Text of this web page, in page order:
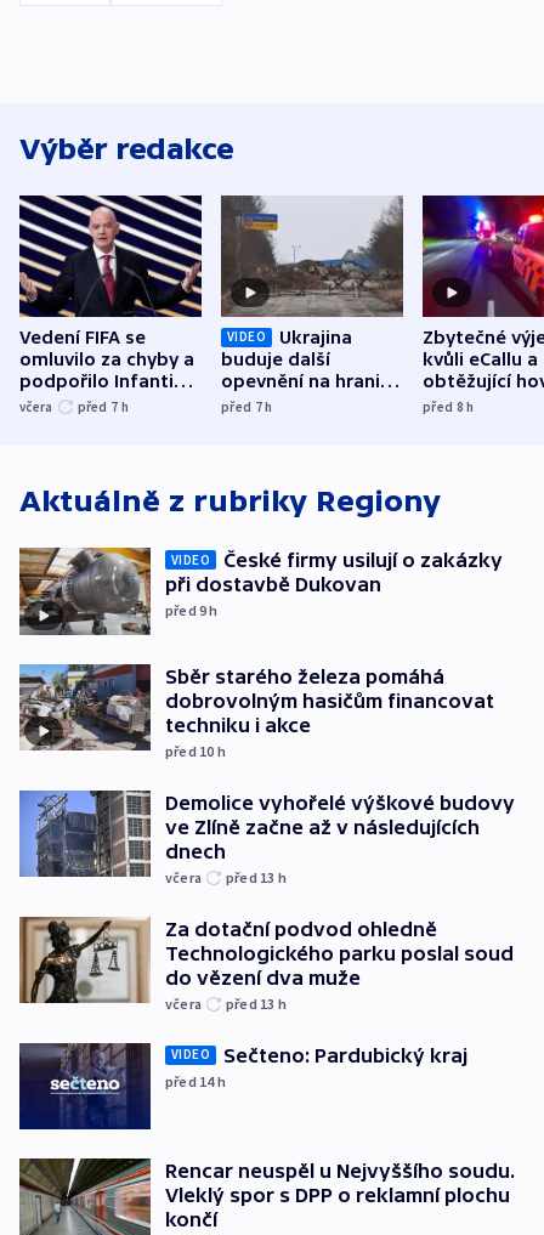
Výběr redakce
Vedení FIFA se
omluvilo za chyby a
podpořilo Infantina.
UEFA trvá na
včera před 7 h
VIDEO
Ukrajina
buduje další
opevnění na hranici
s Běloruskem
před 7h
Zbytečné
kvůli eCallu a
obtěžující
zdržují
před 8h
Aktuálně z rubriky Regiony
VIDEO
České firmy usilují o zakázky
při dostavbě Dukovan
před 9h
Sběr starého železa pomáhá
dobrovolným hasičům financovat
techniku i akce
před 10 h
Demolice vyhořelé výškové budovy
ve Zlíně začne až v následujících
dnech
včera před 13 h
Za dotační podvod ohledně
Technologického parku poslal soud
do vězení dva muže
včera před 13 h
VIDEO Sečteno: Pardubický kraj
před 14h
Rencar neuspěl u Nejvyššího soudu.
Vleklý spor s DPP o reklamní plochu
končí